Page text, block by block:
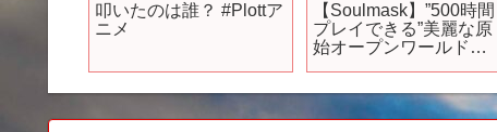
ゆっ
叩いたのは誰？ #Plottア
ニメ
【Soulmask】”500時間
プレイできる”美麗な原
始オープンワールド＆
り戦わせたり…やり込
み満載の最新作